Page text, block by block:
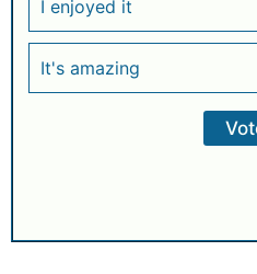
I enjoyed it
It's amazing